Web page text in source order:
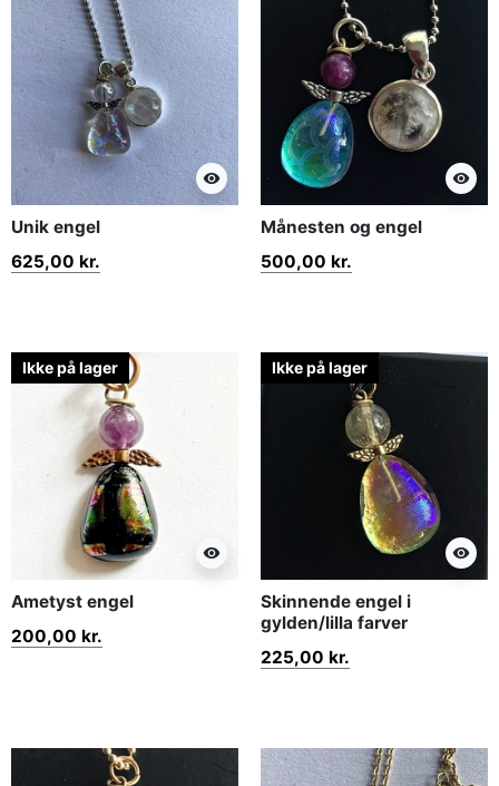
visibility
Unik engel
625,00 kr.
visibility
Månesten og engel
500,00 kr.
Ikke på lager
visibility
Ametyst engel
200,00 kr.
Ikke på lager
visibility
Skinnende engel i
gylden/lilla farver
225,00 kr.